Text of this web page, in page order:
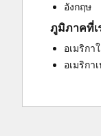
อังกฤษ
ภูมิภาคที่เ
อเมริกา
อเมริกา